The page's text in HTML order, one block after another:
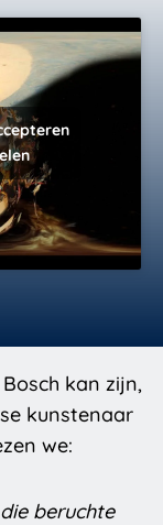
kan zijn,
kunstenaar
we:
beruchte